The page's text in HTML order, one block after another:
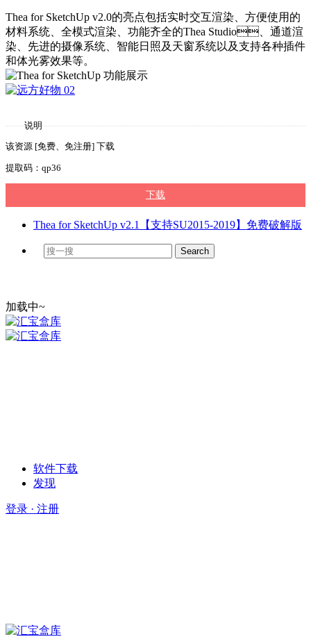
Thea for SketchUp v2.0的亮点包括实时交互渲染、方便使用的
材料系统、全模式渲染、功能齐全的Thea Studio、通道渲
染、先进的摄像系统、智能日照及天窗系统以及支持各种插件
和体光雾效果等。
说明
该资源 [免费、免注册] 下载
提取码：qp36
下载
Thea for SketchUp v2.1【支持SU2015-2019】免费破解版
加载中~
软件下载
发现
登录 · 注册